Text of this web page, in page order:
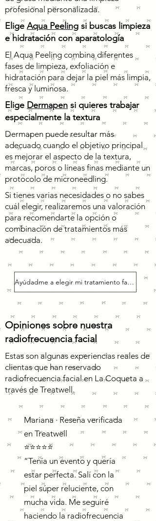
profesional personalizada.
Elige Aqua Peeling si buscas limpieza
e hidratación con aparatología
El Aqua Peeling combina diferentes
fases de limpieza, exfoliación e
hidratación para dejar la piel más limpia,
fresca y luminosa.
Elige Dermapen si quieres trabajar
especialmente la textura
Dermapen puede resultar más
adecuado cuando el objetivo principal
es mejorar el aspecto de la textura,
marcas, poros o líneas finas mediante un
protocolo de microneedling.
Si tienes varias necesidades o no sabes
cuál elegir, realizaremos una valoración
para recomendarte la opción o
combinación de tratamientos más
adecuada.
Ayúdadme a elegir mi tratamiento facial
Opiniones sobre nuestra
radiofrecuencia facial
Estas son algunas experiencias reales de
clientas que han reservado
radiofrecuencia facial en La Coqueta a
través de Treatwell.
Mariana · Reseña verificada
en Treatwell
​⭐️​⭐️​⭐️​⭐️​⭐️
“Tenía un evento y quería
estar perfecta. Salí con la
piel súper reluciente, con
mucha vida. Me seguiré
haciendo la radiofrecuencia